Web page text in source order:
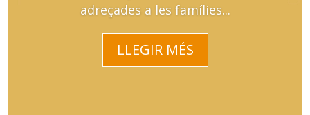
adreçades a les famílies...
LLEGIR MÉS